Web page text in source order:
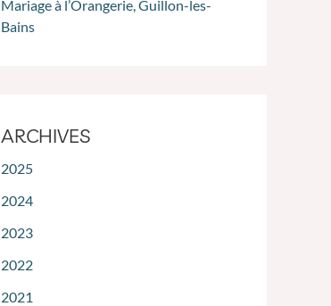
Mariage à l’Orangerie, Guillon-les-
Bains
ARCHIVES
2025
2024
2023
2022
2021